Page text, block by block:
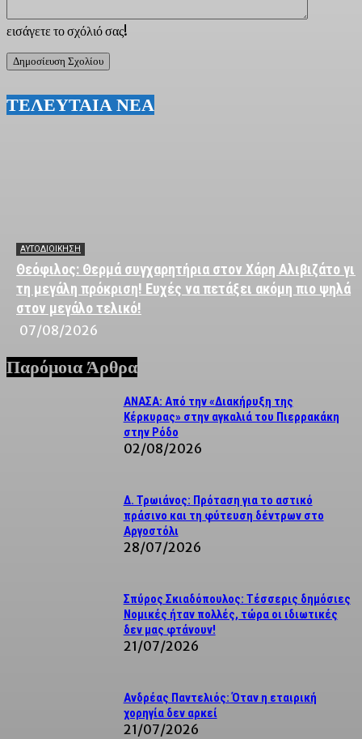
εισάγετε το σχόλιό σας!
ΤΕΛΕΥΤΑΙΑ ΝΕΑ
ΑΥΤΟΔΙΟΙΚΗΣΗ
Θεόφιλος: Θερμά συγχαρητήρια στον Χάρη Αλιβιζάτο για
τη μεγάλη πρόκριση! Ευχές να πετάξει ακόμη πιο ψηλά
στον μεγάλο τελικό!
07/08/2026
Παρόμοια Άρθρα
ΑΝΑΣΑ: Από την «Διακήρυξη της
Κέρκυρας» στην αγκαλιά του Πιερρακάκη
στην Ρόδο
02/08/2026
Δ. Τρωιάνος: Πρόταση για το αστικό
πράσινο και τη φύτευση δέντρων στο
Αργοστόλι
28/07/2026
Σπύρος Σκιαδόπουλος: Τέσσερις δημόσιες
Νομικές ήταν πολλές, τώρα οι ιδιωτικές
δεν μας φτάνουν!
21/07/2026
Ανδρέας Παντελιός: Όταν η εταιρική
χορηγία δεν αρκεί
21/07/2026